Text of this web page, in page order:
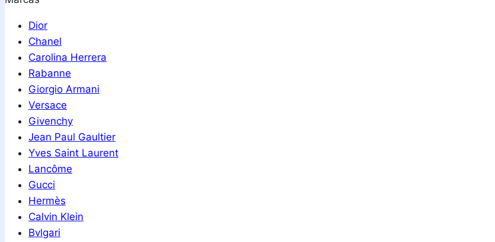
Dior
Chanel
Carolina Herrera
Rabanne
Giorgio Armani
Versace
Givenchy
Jean Paul Gaultier
Yves Saint Laurent
Lancôme
Gucci
Hermès
Calvin Klein
Bvlgari